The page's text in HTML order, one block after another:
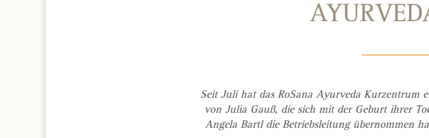
Seit Juli hat das RoSana Ayurveda Kurzentrum
von Julia Gauß, die sich mit der Geburt ihrer
Angela Bartl die Betriebsleitung übernommen